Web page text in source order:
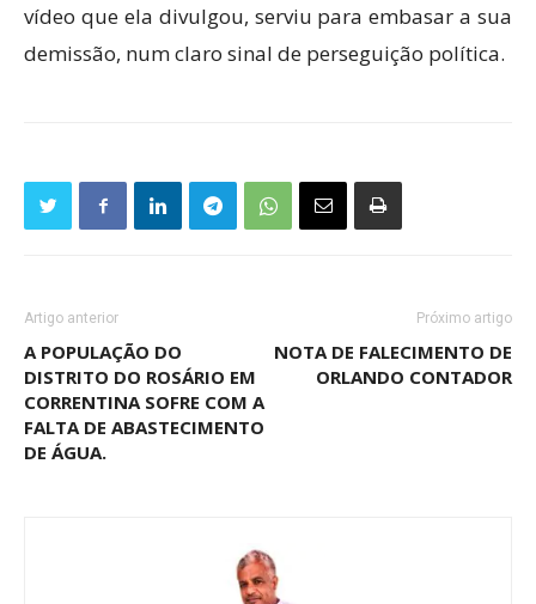
vídeo que ela divulgou, serviu para embasar a sua
demissão, num claro sinal de perseguição política.
Artigo anterior
A POPULAÇÃO DO
DISTRITO DO ROSÁRIO EM
CORRENTINA SOFRE COM A
FALTA DE ABASTECIMENTO
DE ÁGUA.
Próximo artigo
NOTA DE FALECIMENTO DE
ORLANDO CONTADOR